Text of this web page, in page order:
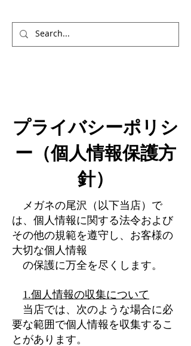
プライバシーポリシ
ー（個人情報保護方
針）
メガネの尾沢（以下当店）で
は、個人情報に関する法令および
その他の規範を遵守し、お客様の
大切な個人情報
の保護に万全を尽くします。
1.個人情報の収集について
当店では、次のような場合に必
要な範囲で個人情報を収集するこ
とがあります。